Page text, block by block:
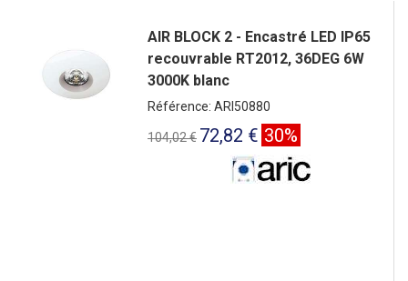
AIR BLOCK 2 - Encastré LED IP65
recouvrable RT2012, 36DEG 6W
3000K blanc
Référence: ARI50880
104,02 € 72,82 € 30%